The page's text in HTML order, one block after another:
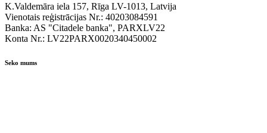
K.Valdemāra iela 157, Rīga LV-1013, Latvija
Vienotais reģistrācijas Nr.: 40203084591
Banka: AS "Citadele banka", PARXLV22
Konta Nr.: LV22PARX0020340450002
Seko mums